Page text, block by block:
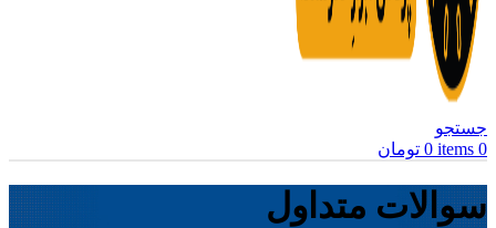
جستجو
0
items
0 تومان
سوالات متداول